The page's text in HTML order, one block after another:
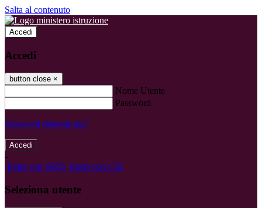
Salta al contenuto
Accedi
Accedi
button close ×
Nome Utente
Password
Password dimenticata?
-
Entra con SPID Entra con CIE
Seleziona utente